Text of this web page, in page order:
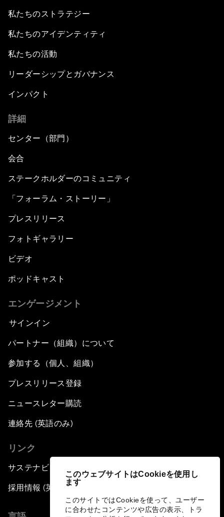
このウェブサイトはCookieを使用し
ます
このサイトではCookieを使って、ユーザー
に合わせたコンテンツや広告の表示、トラ
Meeting the Development Challenge
Meeting the Food Challenge
Silencing the Gun
Meeting the Infrastructure Challenge
Future of Technology
Africa Economic Outlook
私たちのストラテジー
私たちのアイデンティティ
私たちの活動
リーダーシップとガバナンス
インパクト
詳細
センター（部門）
会合
ステークホルダーのコミュニティ
「フォーラム・ストーリー」
プレスリリース
フォトギャラリー
ビデオ
ポッドキャスト
エンゲージメント
サインイン
パートナー（組織）について
参加する（個人、組織）
プレスリリース登録
ニュースレター購読
連絡先 (英語のみ)
リンク
サステナビリティへの取り組み
採用情報 (英語のみ)